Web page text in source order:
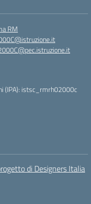
RM
(IPA): istsc_rmrh02000c
di Designers Italia